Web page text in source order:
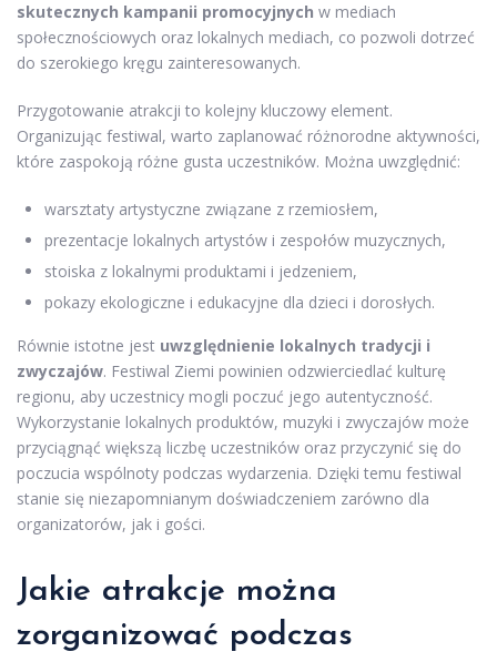
skutecznych kampanii promocyjnych w mediach
społecznościowych oraz lokalnych mediach, co pozwoli dotrzeć
do szerokiego kręgu zainteresowanych.
Przygotowanie atrakcji to kolejny kluczowy element.
Organizując festiwal, warto zaplanować różnorodne aktywności,
które zaspokoją różne gusta uczestników. Można uwzględnić:
warsztaty artystyczne związane z rzemiosłem,
prezentacje lokalnych artystów i zespołów muzycznych,
stoiska z lokalnymi produktami i jedzeniem,
pokazy ekologiczne i edukacyjne dla dzieci i dorosłych.
Równie istotne jest uwzględnienie lokalnych tradycji i
zwyczajów. Festiwal Ziemi powinien odzwierciedlać kulturę
regionu, aby uczestnicy mogli poczuć jego autentyczność.
Wykorzystanie lokalnych produktów, muzyki i zwyczajów może
przyciągnąć większą liczbę uczestników oraz przyczynić się do
poczucia wspólnoty podczas wydarzenia. Dzięki temu festiwal
stanie się niezapomnianym doświadczeniem zarówno dla
organizatorów, jak i gości.
Jakie atrakcje można
zorganizować podczas